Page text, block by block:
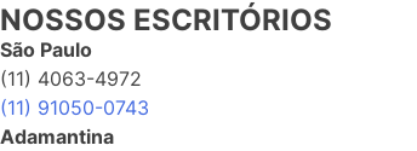
NOSSOS ESCRITÓRIOS
São Paulo
(11) 4063-4972
(11) 91050-0743
Adamantina